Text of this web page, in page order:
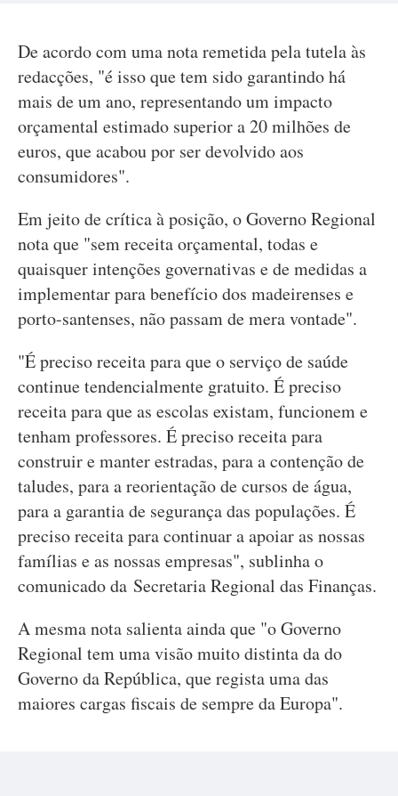
De acordo com uma nota remetida pela tutela às
redacções, "é isso que tem sido garantindo há
mais de um ano, representando um impacto
orçamental estimado superior a 20 milhões de
euros, que acabou por ser devolvido aos
consumidores".
Em jeito de crítica à posição, o Governo Regional
nota que "sem receita orçamental, todas e
quaisquer intenções governativas e de medidas a
implementar para benefício dos madeirenses e
porto-santenses, não passam de mera vontade".
"É preciso receita para que o serviço de saúde
continue tendencialmente gratuito. É preciso
receita para que as escolas existam, funcionem e
tenham professores. É preciso receita para
construir e manter estradas, para a contenção de
taludes, para a reorientação de cursos de água,
para a garantia de segurança das populações. É
preciso receita para continuar a apoiar as nossas
famílias e as nossas empresas", sublinha o
comunicado da Secretaria Regional das Finanças.
A mesma nota salienta ainda que "o Governo
Regional tem uma visão muito distinta da do
Governo da República, que regista uma das
maiores cargas fiscais de sempre da Europa".